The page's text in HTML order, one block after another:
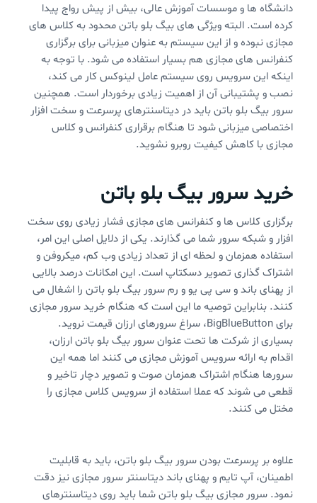
دانشگاه ها و موسسات آموزش عالی، بیش از پیش رواج پیدا
کرده است. البته ویژگی های بیگ بلو باتن محدود به کلاس های
مجازی نبوده و از این سیستم به عنوان میزبانی برای برگزاری
کنفرانس های مجازی هم بسیار استفاده می شود. با توجه به
اینکه این سرویس روی سیستم عامل لینوکس کار می کند،
نصب و پشتیبانی آن از اهمیت زیادی برخوردار است. همچنین
سرور بیگ بلو باتن باید در دیتاسنترهای پرسرعت و سخت افزار
اختصاصی میزبانی شود تا هنگام برقراری کنفرانس و کلاس
مجازی با کاهش کیفیت روبرو نشوید.
خرید سرور بیگ بلو باتن
برگزاری کلاس ها و کنفرانس های مجازی فشار زیادی روی سخت
افزار و شبکه سرور شما می گذارند. یکی از دلایل اصلی این امر،
استفاده همزمان و لحظه ای از تعداد زیادی وب کم، میکروفن و
اشتراک گذاری تصویر دسکتاپ است. این امکانات درصد بالایی
از پهنای باند و سی پی یو و رم سرور بیگ بلو باتن را اشغال می
کنند. بنابراین توصیه ما این است که هنگام خرید سرور مجازی
برای BigBlueButton، سراغ سرورهای ارزان قیمت نروید.
بسیاری از شرکت ها تحت عنوان سرور بیگ بلو باتن ارزان،
اقدام به ارائه سرویس آموزش مجازی می کنند اما همه این
سرورها هنگام اشتراک همزمان صوت و تصویر دچار تاخیر و
قطعی می شوند که عملا استفاده از سرویس کلاس مجازی را
مختل می کنند.
علاوه بر پرسرعت بودن سرور بیگ بلو باتن،‌ باید به قابلیت
اطمینان، ‌آپ تایم و پهنای باند دیتاسنتر سرور مجازی نیز دقت
نمود. سرور مجازی بیگ بلو باتن شما باید روی دیتاسنترهای